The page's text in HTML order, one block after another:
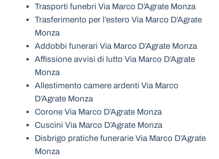
Trasporti funebri Via Marco D’Agrate Monza
Trasferimento per l’estero Via Marco D’Agrate
Monza
Addobbi funerari Via Marco D’Agrate Monza
Affissione avvisi di lutto Via Marco D’Agrate
Monza
Allestimento camere ardenti Via Marco
D’Agrate Monza
Corone Via Marco D’Agrate Monza
Cuscini Via Marco D’Agrate Monza
Disbrigo pratiche funerarie Via Marco D’Agrate
Monza